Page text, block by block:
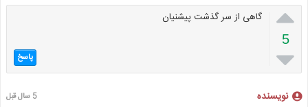

5

گاهی از سر گذشت پیشنیان
پاسخ
نویسنده 5 سال قبل